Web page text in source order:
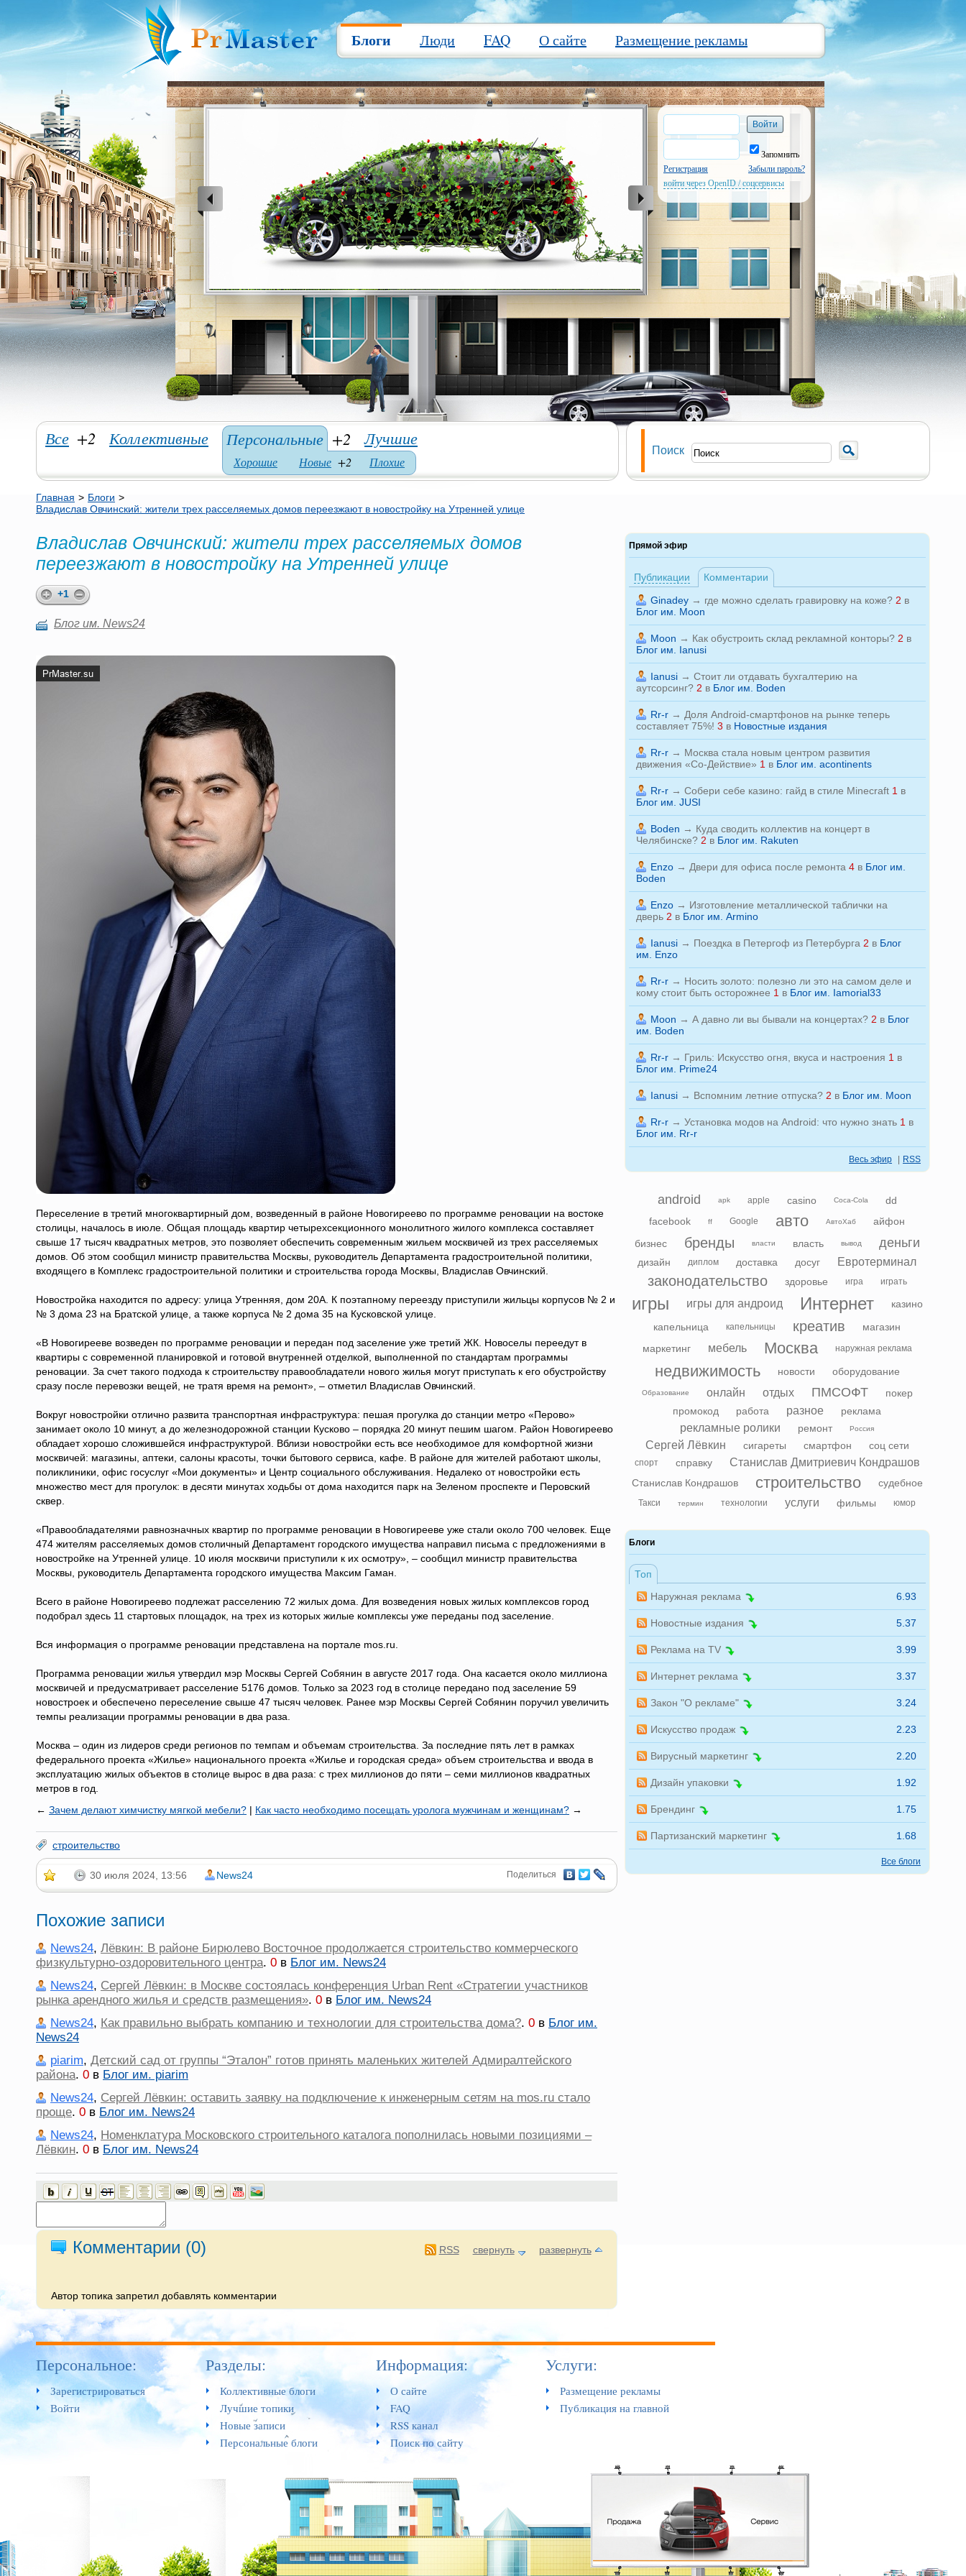
Блоги Люди FAQ О сайте Размещение рекламы
Запомнить
Регистрация
Забыли пароль?
войти через OpenID / соцсервисы
Все +2 Коллективные Персональные +2
Хорошие Новые +2 Плохие
Лучшие
Поиск
Главная > Блоги >
Владислав Овчинский: жители трех расселяемых домов переезжают в новостройку на Утренней улице
Владислав Овчинский: жители трех расселяемых домов
переезжают в новостройку на Утренней улице
+1
Блог им. News24
Переселение в третий многоквартирный дом, возведенный в районе Новогиреево по программе реновации на востоке
столицы, началось в июле. Общая площадь квартир четырехсекционного монолитного жилого комплекса составляет
свыше 17 тысяч квадратных метров, это позволяет обеспечить современным жильем москвичей из трех расселяемых
домов. Об этом сообщил министр правительства Москвы, руководитель Департамента градостроительной политики,
входящего в Комплекс градостроительной политики и строительства города Москвы, Владислав Овчинский.
Новостройка находится по адресу: улица Утренняя, дом 20А. К поэтапному переезду приступили жильцы корпусов № 2 и
№ 3 дома 23 на Братской улице, а также корпуса № 2 дома 35 на Кусковской улице.
«В Новогирееве возведен по программе реновации и передан под заселение уже третий ЖК. Новоселы переедут в
квартиры с современной планировкой и готовой внутренней отделкой, выполненной по стандартам программы
реновации. За счет такого подхода к строительству правообладатели нового жилья могут приступать к его обустройству
сразу после перевозки вещей, не тратя время на ремонт», – отметил Владислав Овчинский.
Вокруг новостройки отлично развита транспортная инфраструктура: пешая прогулка до станции метро «Перово»
занимает около 10 минут, а до железнодорожной станции Кусково – порядка 20 минут пешим шагом. Район Новогиреево
обладает хорошо сложившейся инфраструктурой. Вблизи новостройки есть все необходимое для комфортной жизни
москвичей: магазины, аптеки, салоны красоты, точки бытового сервиса, кафе. В районе для жителей работают школы,
поликлиники, офис госуслуг «Мои документы» и Центр социального обслуживания. Недалеко от новостройки есть
множество мест для прогулок: в десяти минутах ходьбы от дома находится парк на Зеленом проспекте и Перовский
сквер.
«Правообладателями равнозначных квартир по программе реновации в Новогирееве уже стали около 700 человек. Еще
474 жителям расселяемых домов столичный Департамент городского имущества направил письма с предложениями в
новостройке на Утренней улице. 10 июля москвичи приступили к их осмотру», – сообщил министр правительства
Москвы, руководитель Департамента городского имущества Максим Гаман.
Всего в районе Новогиреево подлежат расселению 72 жилых дома. Для возведения новых жилых комплексов город
подобрал здесь 11 стартовых площадок, на трех из которых жилые комплексы уже переданы под заселение.
Вся информация о программе реновации представлена на портале mos.ru.
Программа реновации жилья утвердил мэр Москвы Сергей Собянин в августе 2017 года. Она касается около миллиона
москвичей и предусматривает расселение 5176 домов. Только за 2023 год в столице передано под заселение 59
новостроек и обеспечено переселение свыше 47 тысяч человек. Ранее мэр Москвы Сергей Собянин поручил увеличить
темпы реализации программы реновации в два раза.
Москва – один из лидеров среди регионов по темпам и объемам строительства. За последние пять лет в рамках
федерального проекта «Жилье» национального проекта «Жилье и городская среда» объем строительства и ввода в
эксплуатацию жилых объектов в столице вырос в два раза: с трех миллионов до пяти – семи миллионов квадратных
метров в год.
← Зачем делают химчистку мягкой мебели? | Как часто необходимо посещать уролога мужчинам и женщинам? →
строительство
30 июля 2024, 13:56 News24 Поделиться
Похожие записи
News24, Лёвкин: В районе Бирюлево Восточное продолжается строительство коммерческого
физкультурно-оздоровительного центра. 0 в Блог им. News24
News24, Сергей Лёвкин: в Москве состоялась конференция Urban Rent «Стратегии участников
рынка арендного жилья и средств размещения». 0 в Блог им. News24
News24, Как правильно выбрать компанию и технологии для строительства дома?. 0 в Блог им.
News24
piarim, Детский сад от группы “Эталон” готов принять маленьких жителей Адмиралтейского
района. 0 в Блог им. piarim
News24, Сергей Лёвкин: оставить заявку на подключение к инженерным сетям на mos.ru стало
проще. 0 в Блог им. News24
News24, Номенклатура Московского строительного каталога пополнилась новыми позициями –
Лёвкин. 0 в Блог им. News24
Комментарии (0) RSS свернуть развернуть
Автор топика запретил добавлять комментарии
Прямой эфир
Публикации
Комментарии
Ginadey→ где можно сделать гравировку на коже? 2 в
Блог им. Moon
Moon → Как обустроить склад рекламной конторы? 2 в
Блог им. Ianusi
Ianusi→ Стоит ли отдавать бухгалтерию на
аутсорсинг? 2 в Блог им. Boden
Rr-r→ Доля Android-смартфонов на рынке теперь
составляет 75%! 3 в Новостные издания
Rr-r→ Москва стала новым центром развития
движения «Со-Действие» 1 в Блог им. acontinents
Rr-r→ Собери себе казино: гайд в стиле Minecraft 1 в
Блог им. JUSI
Boden → Куда сводить коллектив на концерт в
Челябинске? 2 в Блог им. Rakuten
Enzo→ Двери для офиса после ремонта 4в Блог им.
Boden
Enzo→ Изготовление металлической таблички на
дверь 2 в Блог им. Armino
Ianusi→ Поездка в Петергоф из Петербурга 2 в Блог
им. Enzo
Rr-r→ Носить золото: полезно ли это на самом деле и
кому стоит быть осторожнее 1 в Блог им. Iamorial33
Moon → А давно ли вы бывали на концертах? 2 в Блог
им. Boden
Rr-r→ Гриль: Искусство огня, вкуса и настроения 1 в
Блог им. Prime24
Ianusi→ Вспомним летние отпуска? 2 в Блог им. Moon
Rr-r→ Установка модов на Android: что нужно знать 1 в
Блог им. Rr-r
Весь эфир RSS
android apk apple casino Coca-Cola
dd
facebook
ff Google авто АвтоХаб
айфон
бизнес
бренды власти власть вывод деньги
дизайн диплом доставка досуг Евротерминал
законодательство здоровье игра играть
игры игры для андроид Интернет
казино
капельница
капельницы креатив
магазин
маркетинг
мебель Москва наружная реклама
недвижимость новости оборудование
Образование онлайн отдых ПМСОФТ
покер
промокод
работа разное реклама
рекламные ролики ремонт Россия
Сергей Лёвкин сигареты смартфон соц сети
спорт справку Станислав Дмитриевич Кондрашов
Станислав Кондрашов строительство судебное
Такси термин технологии услуги фильмы юмор
Блоги
Топ
Наружная реклама
6.93
Новостные издания 5.37
Реклама на TV 3.99
Интернет реклама 3.37
Закон "О рекламе" 3.24
Искусство продаж 2.23
Вирусный маркетинг 2.20
Дизайн упаковки 1.92
Брендинг 1.75
Партизанский маркетинг 1.68
Все блоги
Персональное:
Зарегистрироваться
Войти
Разделы:
Коллективные блоги
Лучшие топики
Новые записи
Персональные блоги
Информация:
О сайте
FAQ
RSS канал
Поиск по сайту
Услуги:
Размещение рекламы
Публикация на главной